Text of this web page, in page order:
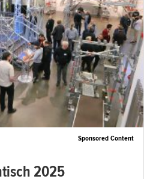
Sponsored Content
2025